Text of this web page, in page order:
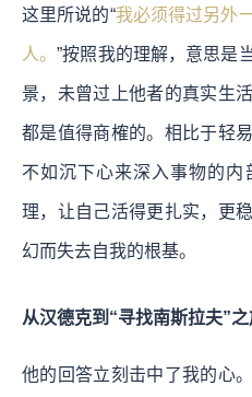
这里所说的“我必须得过另外
人。”按照我的理解，意思是
景，未曾过上他者的真实生
都是值得商榷的。相比于轻
不如沉下心来深入事物的
理，让自己活得更扎实，更
幻而失去自我的根基。
从汉德克到“寻找南斯拉夫”之
他的回答立刻击中了我的心